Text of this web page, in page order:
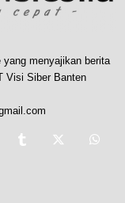
yang menyajikan berita
Visi Siber Banten